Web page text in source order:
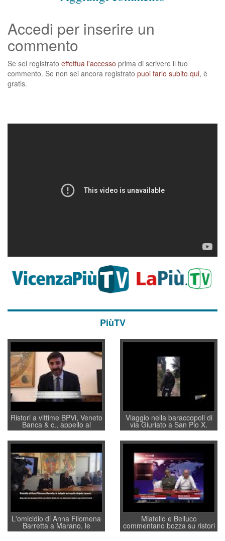
Accedi per inserire un
commento
Se sei registrato effettua l'accesso prima di scrivere il tuo
commento. Se non sei ancora registrato puoi farlo subito qui, è
gratis.
PiùTV
Ristori a vittime BPVi, Veneto
Banca & c., appello al
sottosegretario Alessio
Villarosa: per mettere ordine
convochi con Di Maio CNCU
a supporto della cabina di
regia al Mef
Viaggio nella baraccopoli di
via Giuriato a San Pio X.
Vicenza ai Vicentini: “faremo
un regalo di Natale ai
residenti”
L'omicidio di Anna Filomena
Barretta a Marano, le
indagini dei carabinieri di
Miatello e Belluco
commentano bozza su ristori
BPVi e Veneto Banca